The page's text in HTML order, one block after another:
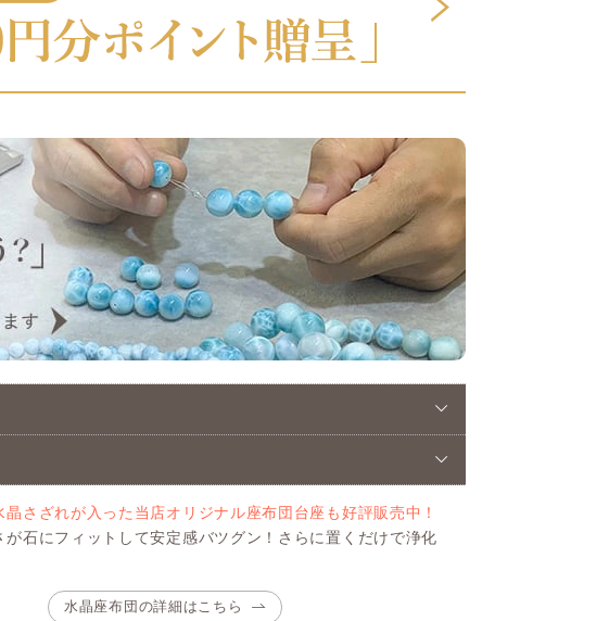
晶さざれが入った当店オリジナル座布団台座も好評販売中！
が石にフィットして安定感バツグン！さらに置くだけで浄化
水晶座布団の詳細はこちら